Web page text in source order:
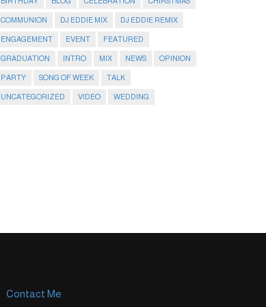
COMMUNION DJ EDDIE MIX DJ EDDIE REMIX
ENGAGEMENT EVENT FEATURED
GRADUATION INTRO MIX NEWS OPINION
PARTY SONG OF WEEK TALK
UNCATEGORIZED VIDEO WEDDING
Contact Me